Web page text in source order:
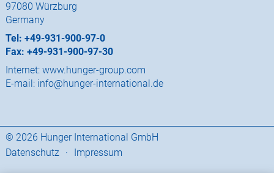
97080 Würzburg
Germany
Tel: +49-931-900-97-0
Fax: +49-931-900-97-30
Internet: www.hunger-group.com
E-mail: info@hunger-international.de
© 2026 Hunger International GmbH
Datenschutz · Impressum